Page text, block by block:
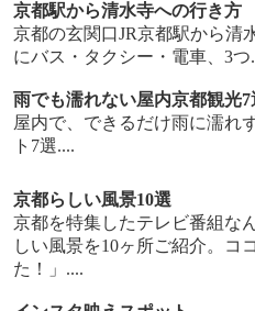
京都駅から清水寺への行き方
京都の玄関口JR京都駅から清
にバス・タクシー・電車、3つ
雨でも濡れない屋内京都観光7
屋内で、できるだけ雨に濡れ
ト7選....
京都らしい風景10選
京都を特集したテレビ番組な
しい風景を10ヶ所ご紹介。コ
た！」....